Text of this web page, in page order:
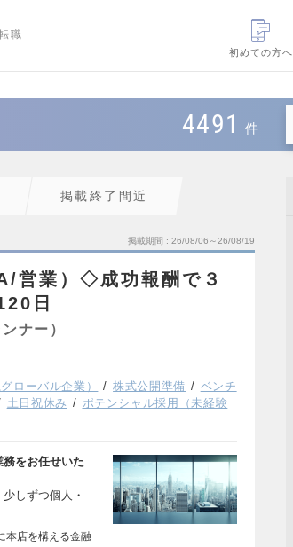
職
初めての方へ
4491 件
掲載終了間近
掲載期間 26/08/06～26/08/19
営業）◇成功報酬で３
日
ナー）
ローバル企業） 株式公開準備
ベンチ
土日祝休み
ポテンシャル採用（未経験
をお任せいた
しずつ個人・
本店を構える金融